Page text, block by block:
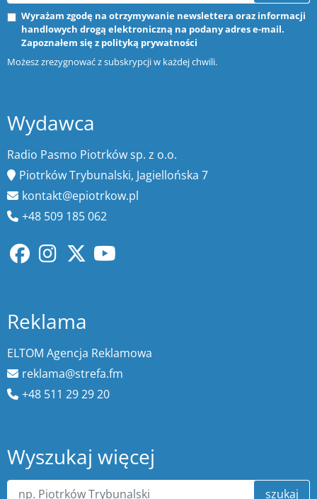
Wyrażam zgodę na otrzymywanie newslettera oraz informacji
handlowych drogą elektroniczną na podany adres e-mail.
Zapoznałem się z polityką prywatności
Możesz zrezygnować z subskrypcji w każdej chwili.
Wydawca
Radio Pasmo Piotrków sp. z o.o.
Piotrków Trybunalski, Jagiellońska 7
kontakt@epiotrkow.pl
+48 509 185 062
Reklama
ELTOM Agencja Reklamowa
reklama@strefa.fm
+48 511 29 29 20
Wyszukaj więcej
szukaj